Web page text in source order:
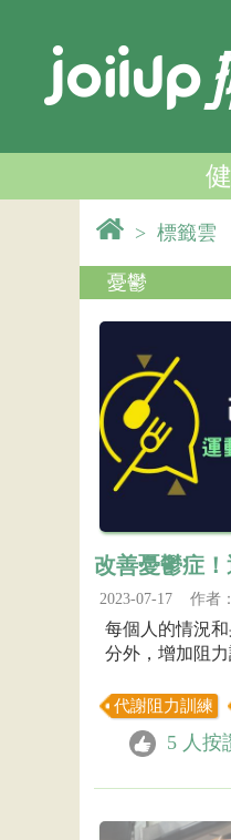
> 標籤雲
憂鬱
改善憂鬱症
2023-07-17 作者：
每個人的情況
分外，增加阻
代謝阻力訓練
5 人按